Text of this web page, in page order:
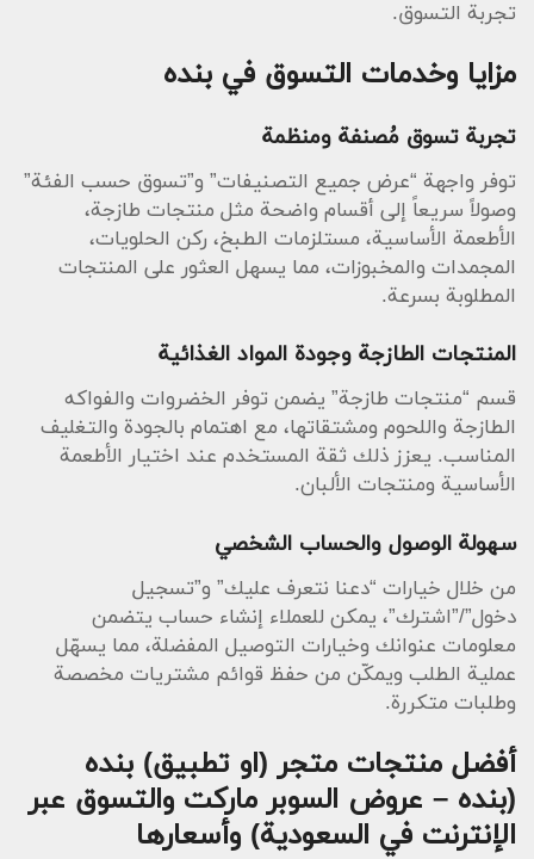
تجربة التسوق.
مزايا وخدمات التسوق في بنده
تجربة تسوق مُصنفة ومنظمة
توفر واجهة “عرض جميع التصنيفات” و”تسوق حسب الفئة”
وصولاً سريعاً إلى أقسام واضحة مثل منتجات طازجة،
الأطعمة الأساسية، مستلزمات الطبخ، ركن الحلويات،
المجمدات والمخبوزات، مما يسهل العثور على المنتجات
المطلوبة بسرعة.
المنتجات الطازجة وجودة المواد الغذائية
قسم “منتجات طازجة” يضمن توفر الخضروات والفواكه
الطازجة واللحوم ومشتقاتها، مع اهتمام بالجودة والتغليف
المناسب. يعزز ذلك ثقة المستخدم عند اختيار الأطعمة
الأساسية ومنتجات الألبان.
سهولة الوصول والحساب الشخصي
من خلال خيارات “دعنا نتعرف عليك” و”تسجيل
دخول”/”اشترك”، يمكن للعملاء إنشاء حساب يتضمن
معلومات عنوانك وخيارات التوصيل المفضلة، مما يسهّل
عملية الطلب ويمكّن من حفظ قوائم مشتريات مخصصة
وطلبات متكررة.
أفضل منتجات متجر (او تطبيق) بنده
(بنده – عروض السوبر ماركت والتسوق عبر
الإنترنت في السعودية) وأسعارها